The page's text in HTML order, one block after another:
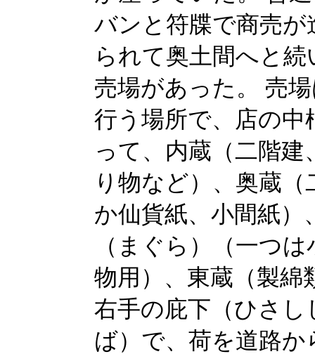
バンと符牒で商売
られて奥土間へと
売場があった。 売
行う場所で、店の
って、内蔵（二階
り物など）、奥蔵
か仙貨紙、小間紙）
（まぐら）（一つ
物用）、東蔵（製綿
右手の庇下（ひさ
ば）で、荷を道路